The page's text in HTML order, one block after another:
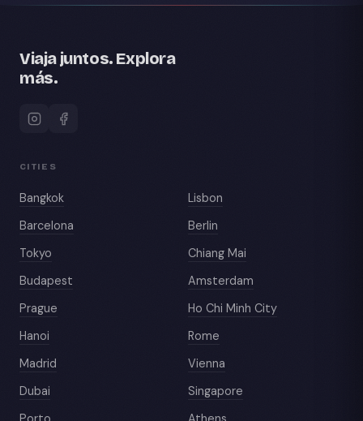
Viaja juntos. Explora
más.
CITIES
Bangkok
Lisbon
Barcelona
Berlin
Tokyo
Chiang Mai
Budapest
Amsterdam
Prague
Ho Chi Minh City
Hanoi
Rome
Madrid
Vienna
Dubai
Singapore